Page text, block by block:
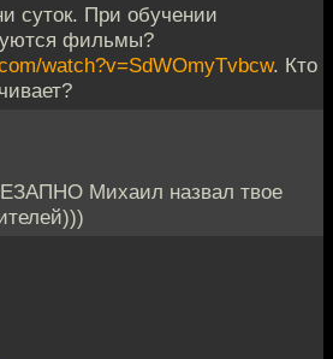
суток. При обучении
фильмы?
watch?v=SdWOmyTvbcw. Кто
Михаил назвал твое